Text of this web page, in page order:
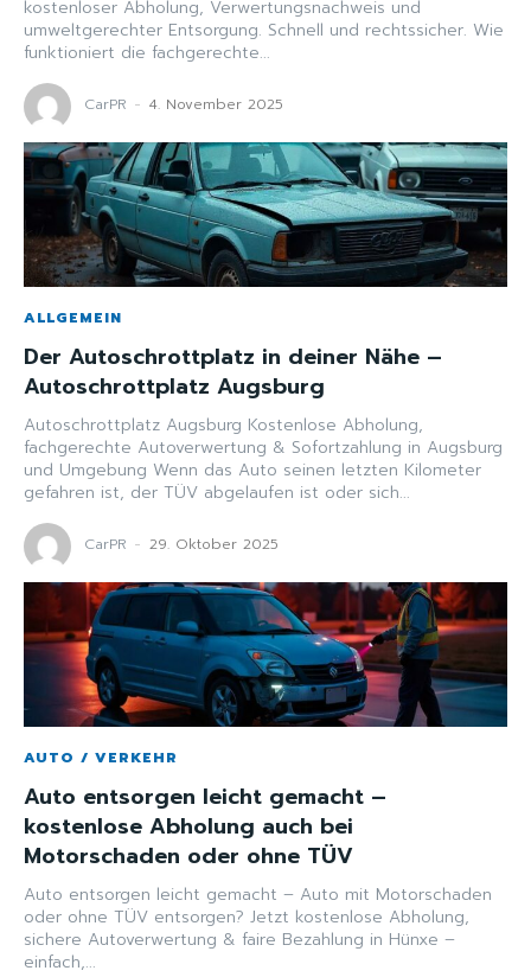
kostenloser Abholung, Verwertungsnachweis und
umweltgerechter Entsorgung. Schnell und rechtssicher. Wie
funktioniert die fachgerechte...
CarPR - 4. November 2025
ALLGEMEIN
Der Autoschrottplatz in deiner Nähe –
Autoschrottplatz Augsburg
Autoschrottplatz Augsburg Kostenlose Abholung,
fachgerechte Autoverwertung & Sofortzahlung in Augsburg
und Umgebung Wenn das Auto seinen letzten Kilometer
gefahren ist, der TÜV abgelaufen ist oder sich...
CarPR - 29. Oktober 2025
AUTO / VERKEHR
Auto entsorgen leicht gemacht –
kostenlose Abholung auch bei
Motorschaden oder ohne TÜV
Auto entsorgen leicht gemacht – Auto mit Motorschaden
oder ohne TÜV entsorgen? Jetzt kostenlose Abholung,
sichere Autoverwertung & faire Bezahlung in Hünxe –
einfach,...